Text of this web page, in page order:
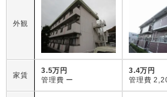
外観
家賃
3.5万円
管理費 ー
3.4万円
管理費